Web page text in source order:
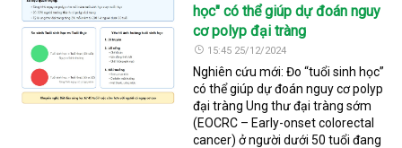
học" có thể giúp dự đoán nguy
cơ polyp đại tràng
15:45 25/12/2024
Nghiên cứu mới: Đo “tuổi sinh học”
có thể giúp dự đoán nguy cơ polyp
đại tràng Ung thư đại tràng sớm
(EOCRC – Early-onset colorectal
cancer) ở người dưới 50 tuổi đang